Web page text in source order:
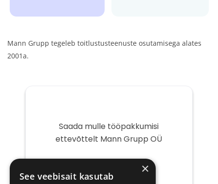
Mann Grupp tegeleb toitlustusteenuste osutamisega alates
2001a.
Saada mulle tööpakkumisi
ettevõttelt Mann Grupp OÜ
post
×
See veebisait kasutab